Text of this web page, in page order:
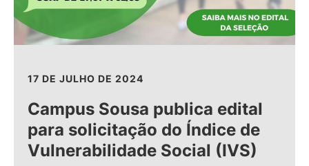
17 DE JULHO DE 2024
Campus Sousa publica edital
para solicitação do Índice de
Vulnerabilidade Social (IVS)